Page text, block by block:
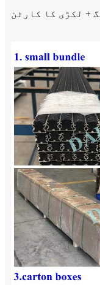
+ لکڑی کا کارٹن